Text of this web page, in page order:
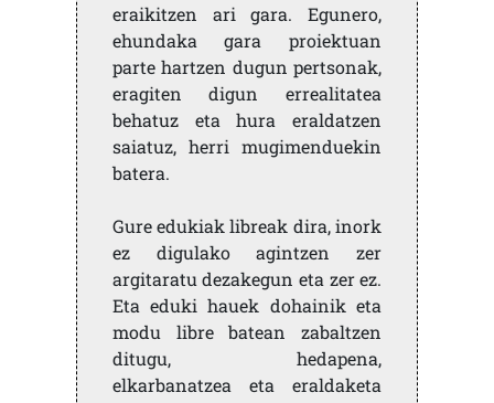
eraikitzen ari gara. Egunero,
ehundaka gara proiektuan
parte hartzen dugun pertsonak,
eragiten digun errealitatea
behatuz eta hura eraldatzen
saiatuz, herri mugimenduekin
batera.
Gure edukiak libreak dira, inork
ez digulako agintzen zer
argitaratu dezakegun eta zer ez.
Eta eduki hauek dohainik eta
modu libre batean zabaltzen
ditugu, hedapena,
elkarbanatzea eta eraldaketa